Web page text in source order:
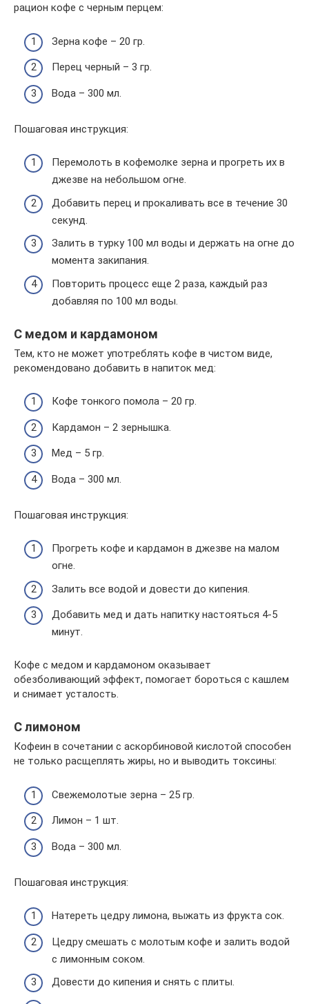
рацион кофе с черным перцем:
Зерна кофе – 20 гр.
Перец черный – 3 гр.
Вода – 300 мл.
Пошаговая инструкция:
Перемолоть в кофемолке зерна и прогреть их в
джезве на небольшом огне.
Добавить перец и прокаливать все в течение 30
секунд.
Залить в турку 100 мл воды и держать на огне до
момента закипания.
Повторить процесс еще 2 раза, каждый раз
добавляя по 100 мл воды.
С медом и кардамоном
Тем, кто не может употреблять кофе в чистом виде,
рекомендовано добавить в напиток мед:
Кофе тонкого помола – 20 гр.
Кардамон – 2 зернышка.
Мед – 5 гр.
Вода – 300 мл.
Пошаговая инструкция:
Прогреть кофе и кардамон в джезве на малом
огне.
Залить все водой и довести до кипения.
Добавить мед и дать напитку настояться 4-5
минут.
Кофе с медом и кардамоном оказывает
обезболивающий эффект, помогает бороться с кашлем
и снимает усталость.
С лимоном
Кофеин в сочетании с аскорбиновой кислотой способен
не только расщеплять жиры, но и выводить токсины:
Свежемолотые зерна – 25 гр.
Лимон – 1 шт.
Вода – 300 мл.
Пошаговая инструкция:
Натереть цедру лимона, выжать из фрукта сок.
Цедру смешать с молотым кофе и залить водой
с лимонным соком.
Довести до кипения и снять с плиты.